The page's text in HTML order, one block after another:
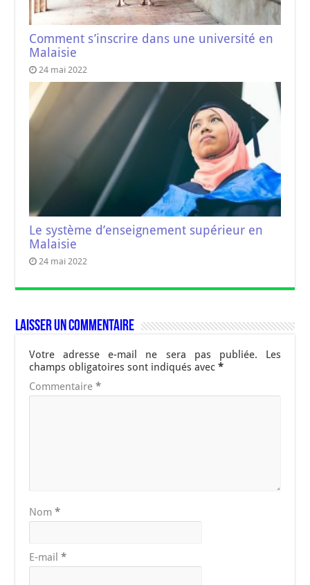
Comment s’inscrire dans une université en
Malaisie
24 mai 2022
Le système d’enseignement supérieur en
Malaisie
24 mai 2022
Laisser un commentaire
Votre adresse e-mail ne sera pas publiée.
Les
champs obligatoires sont indiqués avec*
Commentaire*
Nom*
E-mail*